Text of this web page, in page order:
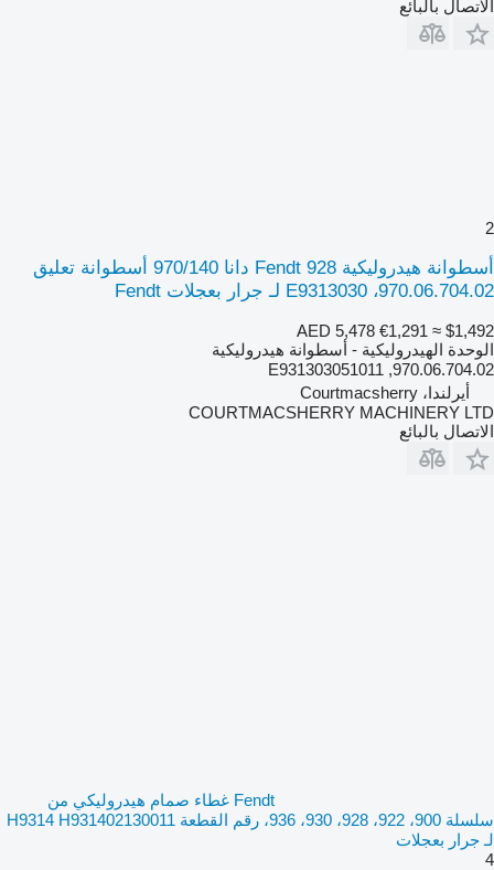
الاتصال بالبائع
2
أسطوانة هيدروليكية Fendt 928 دانا 970/140 أسطوانة تعليق
970.06.704.02، E9313030 لـ جرار بعجلات Fendt
AED 5,478 €1,291 ≈ $1,492
الوحدة الهيدروليكية - أسطوانة هيدروليكية
970.06.704.02, E931303051011
أيرلندا، Courtmacsherry
COURTMACSHERRY MACHINERY LTD
الاتصال بالبائع
Fendt غطاء صمام هيدروليكي من
سلسلة 900، 922، 928، 930، 936، رقم القطعة H9314 H931402130011
لـ جرار بعجلات
4